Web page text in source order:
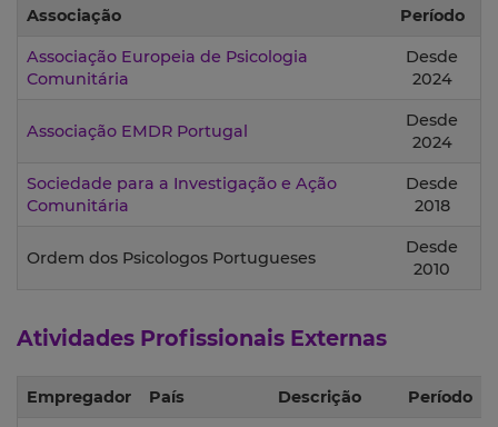
Associação Período
Associação Europeia de Psicologia
Comunitária
Desde
2024
Associação EMDR Portugal
Desde
2024
Sociedade para a Investigação e Ação
Comunitária
Desde
2018
Ordem dos Psicologos Portugueses
Desde
2010
Atividades Profissionais Externas
Empregador País Descrição Período